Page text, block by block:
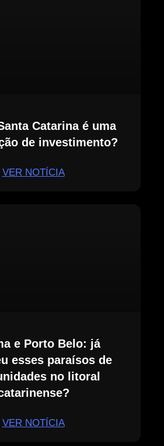
Catarina é uma
de investimento?
VER NOTÍCIA
e Porto Belo: já
esses paraísos de
no litoral
VER NOTÍCIA